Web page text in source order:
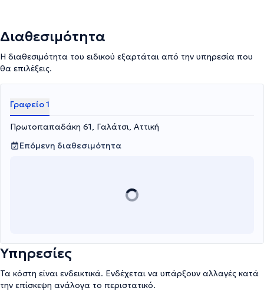
Διαθεσιμότητα
Η διαθεσιμότητα του ειδικού εξαρτάται από την υπηρεσία που
θα επιλέξεις.
Γραφείο 1
Πρωτοπαπαδάκη 61, Γαλάτσι, Αττική
Επόμενη διαθεσιμότητα
Υπηρεσίες
Τα κόστη είναι ενδεικτικά. Ενδέχεται να υπάρξουν αλλαγές κατά
την επίσκεψη ανάλογα το περιστατικό.